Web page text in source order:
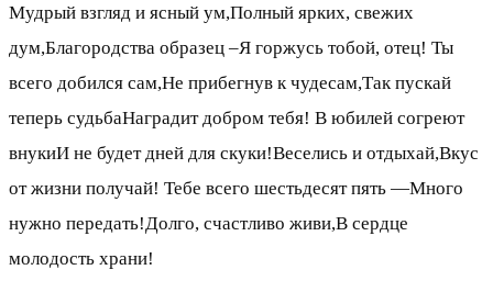
Мудрый взгляд и ясный ум,Полный ярких, свежих
дум,Благородства образец –Я горжусь тобой, отец! Ты
всего добился сам,Не прибегнув к чудесам,Так пускай
теперь судьбаНаградит добром тебя! В юбилей согреют
внукиИ не будет дней для скуки!Веселись и отдыхай,Вкус
от жизни получай! Тебе всего шестьдесят пять —Много
нужно передать!Долго, счастливо живи,В сердце
молодость храни!